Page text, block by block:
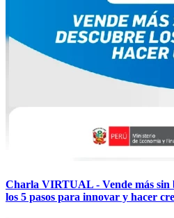
Charla VIRTUAL - Vende más sin
los 5 pasos para innovar y hacer